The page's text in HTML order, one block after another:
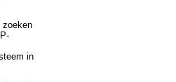
zoeken
in